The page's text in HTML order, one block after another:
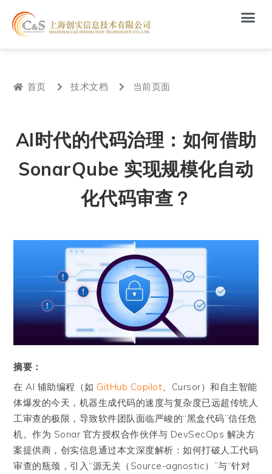
首页 技术文档 当前页面
AI时代的代码治理：如何借助
SonarQube 实现规模化自动
化代码审查？
摘要：
在 AI 辅助编程（如 GitHub Copilot、Cursor）和自主智能
体爆发的今天，机器生成代码的速度与复杂度已远超传统人
工审查的极限，导致软件团队面临严峻的“黑盒代码”信任危
机。作为 Sonar 官方授权合作伙伴与 DevSecOps 解决方
案提供商，创实信息通过本文深度解析：如何打破人工代码
审查的瓶颈，引入“源无关（Source-agnostic）”与“针对